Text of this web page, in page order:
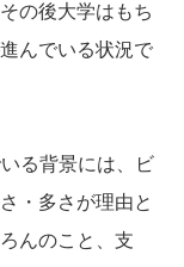
の後大学はもち
んでいる状況で
る背景には、ビ
・多さが理由と
んのこと、支